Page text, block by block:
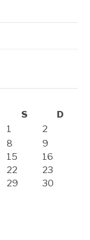
S
D
1
2
8
9
15
16
22
23
29
30